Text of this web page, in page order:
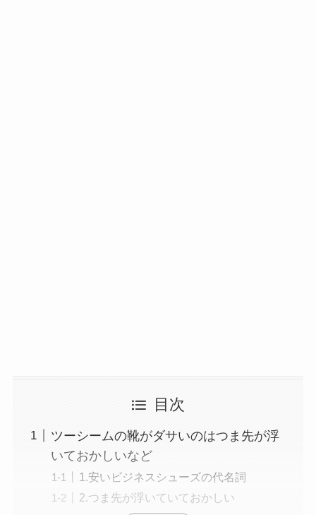
目次
ツーシームの靴がダサいのはつま先が浮
いておかしいなど
1.安いビジネスシューズの代名詞
2.つま先が浮いていておかしい